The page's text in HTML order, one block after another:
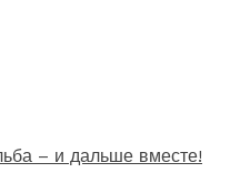
– и дальше вместе!